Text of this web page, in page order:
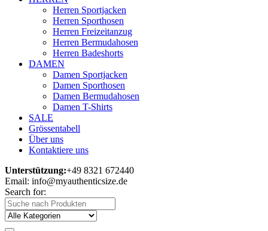
Herren Sportjacken
Herren Sporthosen
Herren Freizeitanzug
Herren Bermudahosen
Herren Badeshorts
DAMEN
Damen Sportjacken
Damen Sporthosen
Damen Bermudahosen
Damen T-Shirts
SALE
Grössentabell
Über uns
Kontaktiere uns
Unterstützung:+49 8321 672440
Email: info@myauthenticsize.de
Search for: